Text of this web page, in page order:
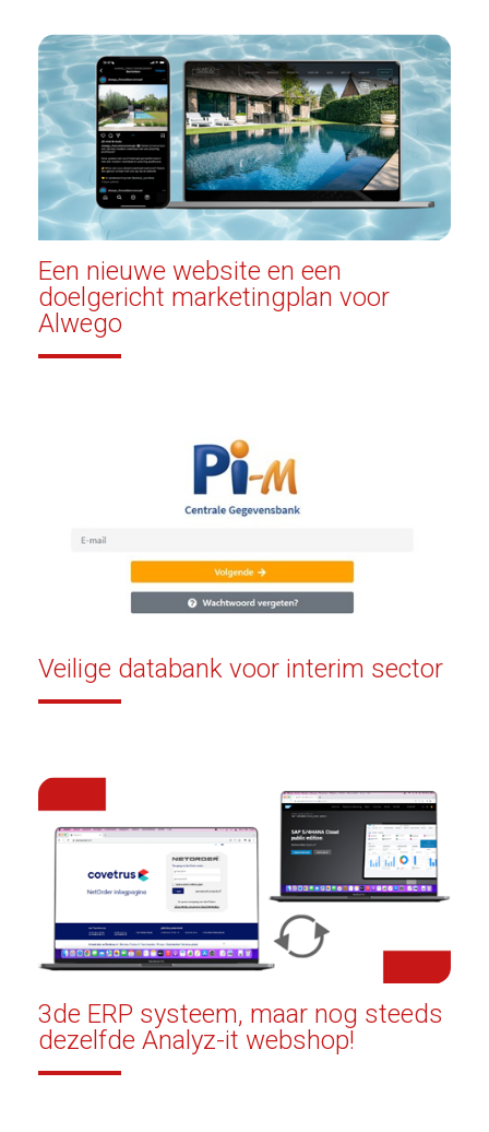
Een nieuwe website en een
doelgericht marketingplan voor
Alwego
Veilige databank voor interim sector
3de ERP systeem, maar nog steeds
dezelfde Analyz-it webshop!